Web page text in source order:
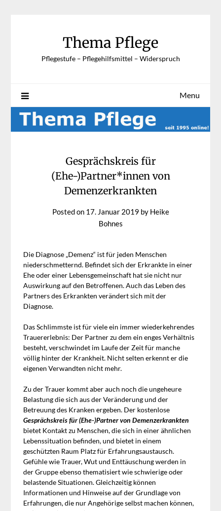
Thema Pflege
Pflegestufe – Pflegehilfsmittel – Widerspruch
Menu
Gesprächskreis für
(Ehe-)Partner*innen von
Demenzerkrankten
Posted on 17. Januar 2019 by Heike
Bohnes
Die Diagnose „Demenz“ ist für jeden Menschen
niederschmetternd. Befindet sich der Erkrankte in einer
Ehe oder einer Lebensgemeinschaft hat sie nicht nur
Auswirkung auf den Betroffenen. Auch das Leben des
Partners des Erkrankten verändert sich mit der
Diagnose.
Das Schlimmste ist für viele ein immer wiederkehrendes
Trauererlebnis: Der Partner zu dem ein enges Verhältnis
besteht, verschwindet im Laufe der Zeit für manche
völlig hinter der Krankheit. Nicht selten erkennt er die
eigenen Verwandten nicht mehr.
Zu der Trauer kommt aber auch noch die ungeheure
Belastung die sich aus der Veränderung und der
Betreuung des Kranken ergeben. Der kostenlose
Gesprächskreis für (Ehe-)Partner von Demenzerkrankten
bietet Kontakt zu Menschen, die sich in einer ähnlichen
Lebenssituation befinden, und bietet in einem
geschützten Raum Platz für Erfahrungsaustausch.
Gefühle wie Trauer, Wut und Enttäuschung werden in
der Gruppe ebenso thematisiert wie schwierige oder
belastende Situationen. Gleichzeitig können
Informationen und Hinweise auf der Grundlage von
Erfahrungen, die nur Angehörige selbst machen können,